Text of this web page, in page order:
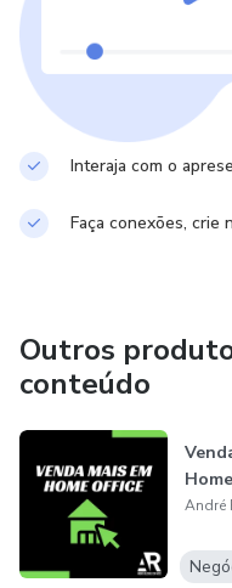
Interaja com o
Faça conexões, crie
Outros
conteúdo
André